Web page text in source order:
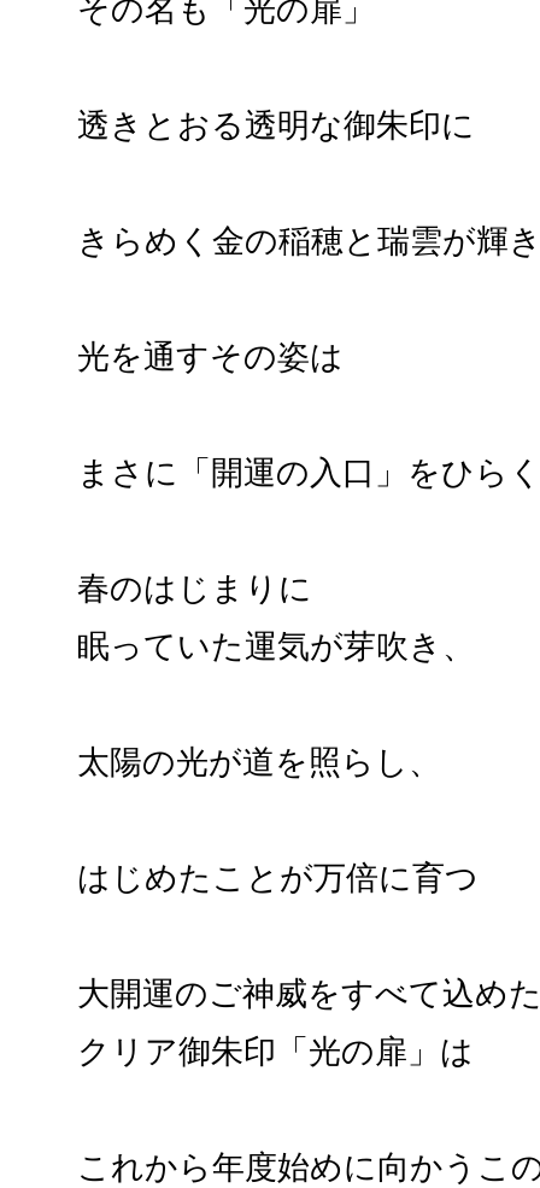
その名も「光の扉」
透きとおる透明な御朱印に
きらめく金の稲穂と瑞雲が輝
光を通すその姿は
まさに「開運の入口」をひら
春のはじまりに
眠っていた運気が芽吹き、
太陽の光が道を照らし、
はじめたことが万倍に育つ
大開運のご神威をすべて込め
クリア御朱印「光の扉」は
これから年度始めに向かうこ